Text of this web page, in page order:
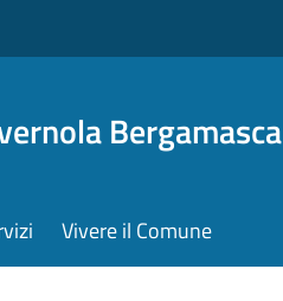
Bergamasca
Vivere il Comune